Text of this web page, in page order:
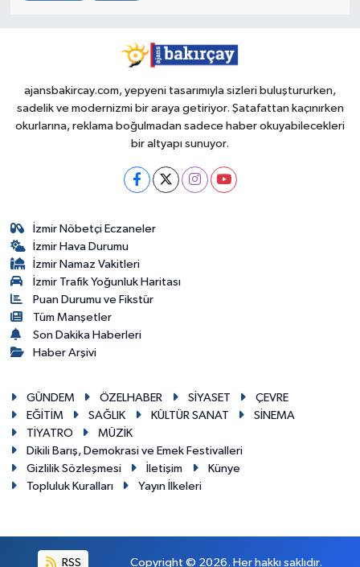
ajansbakircay.com, yepyeni tasarımıyla sizleri buluştururken,
sadelik ve modernizmi bir araya getiriyor. Şatafattan kaçınırken
okurlarına, reklama boğulmadan sadece haber okuyabilecekleri
bir altyapı sunuyor.
İzmir Nöbetçi Eczaneler
İzmir Hava Durumu
İzmir Namaz Vakitleri
İzmir Trafik Yoğunluk Haritası
Puan Durumu ve Fikstür
Tüm Manşetler
Son Dakika Haberleri
Haber Arşivi
GÜNDEM ÖZELHABER SİYASET
ÇEVRE
EĞİTİM
SAĞLIK KÜLTÜR SANAT
SİNEMA
TİYATRO
MÜZİK
Dikili Barış, Demokrasi ve Emek Festivalleri
Gizlilik Sözleşmesi
İletişim
Künye
Topluluk Kuralları
Yayın İlkeleri
RSS Copyright © 2026. Her hakkı saklıdır.